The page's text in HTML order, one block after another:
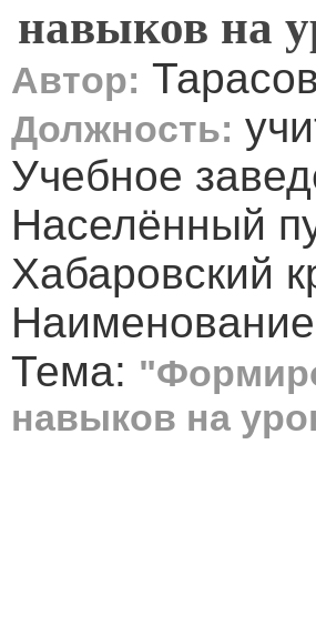
навыков на
Автор:
Должность:
Учебное
Населённый
Хабаровский
Тема:
навыков на